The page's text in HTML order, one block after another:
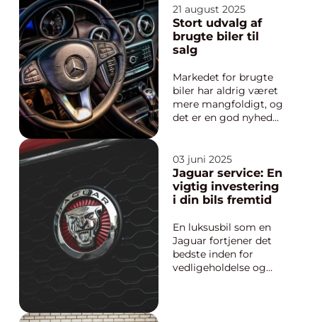
kulden, der er
udfordringen.
Terrænet, sneen, isen
og de ekstreme
enorme ...
21 august 2025
Stort udvalg af
brugte biler til
salg
Markedet for brugte
biler har aldrig været
mere mangfoldigt, og
det er en god nyhed
Med et stort udvalg af
brugte biler til salg
kan du finde præcis
det, du søger, uanset
03 juni 2025
Jaguar service: En
vigtig investering
i din bils fremtid
En luksusbil som en
Jaguar fortjener det
bedste inden for
vedligeholdelse og